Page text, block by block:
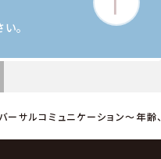
。
ーサルコミュニケーション～年齢